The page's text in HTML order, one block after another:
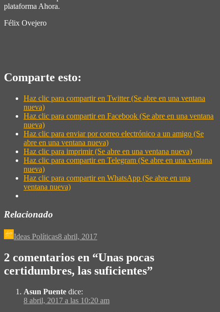
plataforma Ahora.
Félix Ovejero
Comparte esto:
Haz clic para compartir en Twitter (Se abre en una ventana
nueva)
Haz clic para compartir en Facebook (Se abre en una ventana
nueva)
Haz clic para enviar por correo electrónico a un amigo (Se
abre en una ventana nueva)
Haz clic para imprimir (Se abre en una ventana nueva)
Haz clic para compartir en Telegram (Se abre en una ventana
nueva)
Haz clic para compartir en WhatsApp (Se abre en una
ventana nueva)
Relacionado
Ideas Políticas8 abril, 2017
2 comentarios en “Unas pocas
certidumbres, las suficientes”
Asun Puente dice:
8 abril, 2017 a las 10:20 am